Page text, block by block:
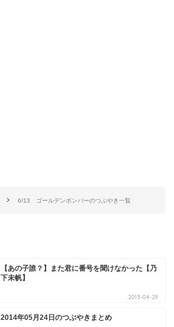
6/13 ゴールデンボンバーのつぶやき一覧
【あの子誰？】また君に番号を聞けなかった【乃
下未帆】
2013-04-29
2014年05月24日のつぶやきまとめ